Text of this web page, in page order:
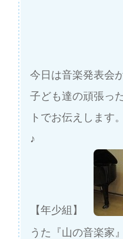
今日は音楽発表会
子ども達の頑張っ
トでお伝えします
♪
【年少組】
うた『山の音楽家